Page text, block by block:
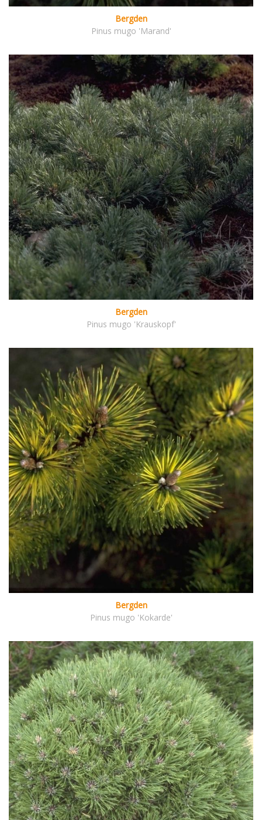
Bergden
Pinus mugo 'Marand'
Bergden
Pinus mugo 'Krauskopf'
Bergden
Pinus mugo 'Kokarde'